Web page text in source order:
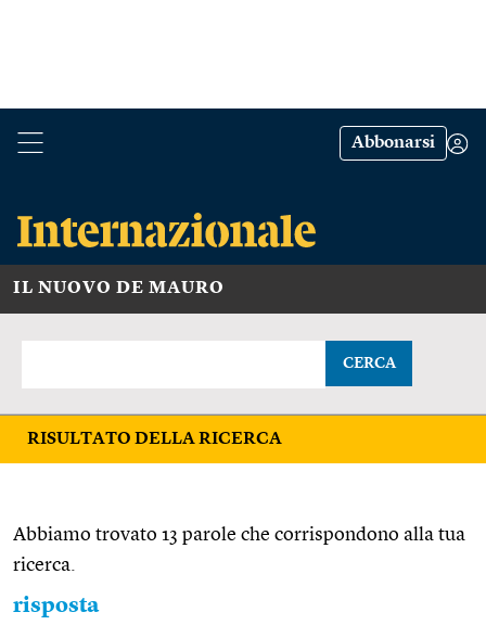
Abbonarsi
IL NUOVO DE MAURO
CERCA
RISULTATO DELLA RICERCA
Abbiamo trovato 13 parole che corrispondono alla tua
ricerca.
risposta